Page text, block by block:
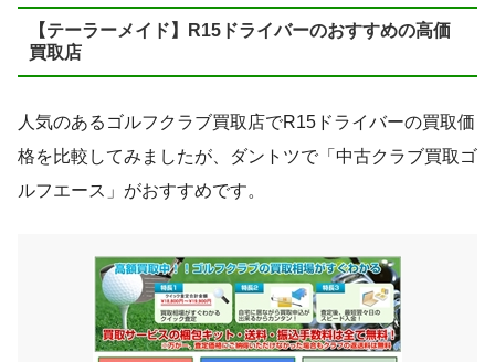
【テーラーメイド】R15ドライバーのおすすめの高価
買取店
人気のあるゴルフクラブ買取店でR15ドライバーの買取価
格を比較してみましたが、ダントツで「中古クラブ買取ゴ
ルフエース」がおすすめです。